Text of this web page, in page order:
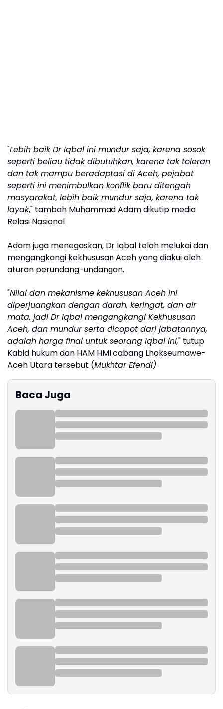
"Lebih baik Dr Iqbal ini mundur saja, karena sosok
seperti beliau tidak dibutuhkan, karena tak toleran
dan tak mampu beradaptasi di Aceh, pejabat
seperti ini menimbulkan konflik baru ditengah
masyarakat, lebih baik mundur saja, karena tak
layak," tambah Muhammad Adam dikutip media
Relasi Nasional
Adam juga menegaskan, Dr Iqbal telah melukai dan
mengangkangi kekhususan Aceh yang diakui oleh
aturan perundang-undangan.
"Nilai dan mekanisme kekhususan Aceh ini
diperjuangkan dengan darah, keringat, dan air
mata, jadi Dr Iqbal mengangkangi Kekhususan
Aceh, dan mundur serta dicopot dari jabatannya,
adalah harga final untuk seorang Iqbal ini," tutup
Kabid hukum dan HAM HMI cabang Lhokseumawe-
Aceh Utara tersebut (Mukhtar Efendi)
Baca Juga